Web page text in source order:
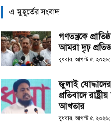
এ মুহূর্তের সংবাদ
গণতন্ত্রকে
আমরা দৃঢ় প্রতিজ্ঞ
বুধবার, আগস্ট ৫, ২০২৬;
জুলাই
প্রতিবাদে
আখতার
বুধবার, আগস্ট ৫, ২০২৬;